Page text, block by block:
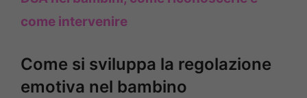
come intervenire
Come si sviluppa la regolazione
emotiva nel bambino